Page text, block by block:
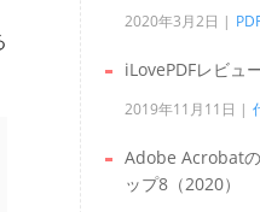
2020年3月2日
iLovePDFレビュ
2019年11月11日
Adobe Acrobat
ップ8（2020）